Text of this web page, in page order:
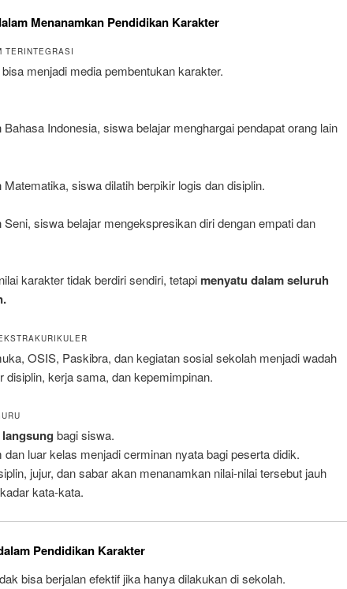
Menanamkan Pendidikan Karakter
TERINTEGRASI
menjadi media pembentukan karakter.
Bahasa Indonesia, siswa belajar menghargai pendapat orang lain
Matematika, siswa dilatih berpikir logis dan disiplin.
Seni, siswa belajar mengekspresikan diri dengan empati dan
karakter tidak berdiri sendiri, tetapi menyatu dalam seluruh
OSIS, Paskibra, dan kegiatan sosial sekolah menjadi wadah
disiplin, kerja sama, dan kepemimpinan.
bagi siswa.
dan luar kelas menjadi cerminan nyata bagi peserta didik.
jujur, dan sabar akan menanamkan nilai-nilai tersebut jauh
kata-kata.
Pendidikan Karakter
bisa berjalan efektif jika hanya dilakukan di sekolah.